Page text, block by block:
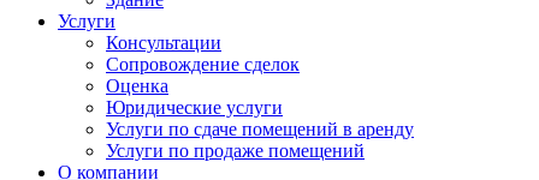
Услуги
Консультации
Сопровождение сделок
Оценка
Юридические услуги
Услуги по сдаче помещений в аренду
Услуги по продаже помещений
О компании